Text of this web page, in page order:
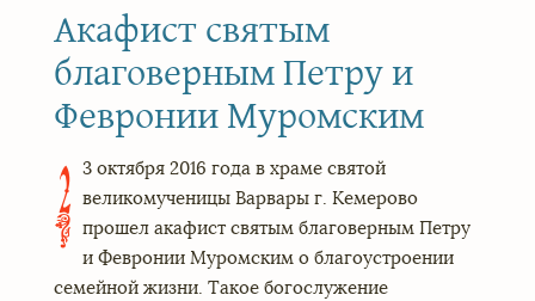
Акафист святым
благоверным Петру и
Февронии Муромским
2 3 октября 2016 года в храме святой
великомученицы Варвары г. Кемерово
прошел акафист святым благоверным Петру
и Февронии Муромским о благоустроении
семейной жизни. Такое богослужение